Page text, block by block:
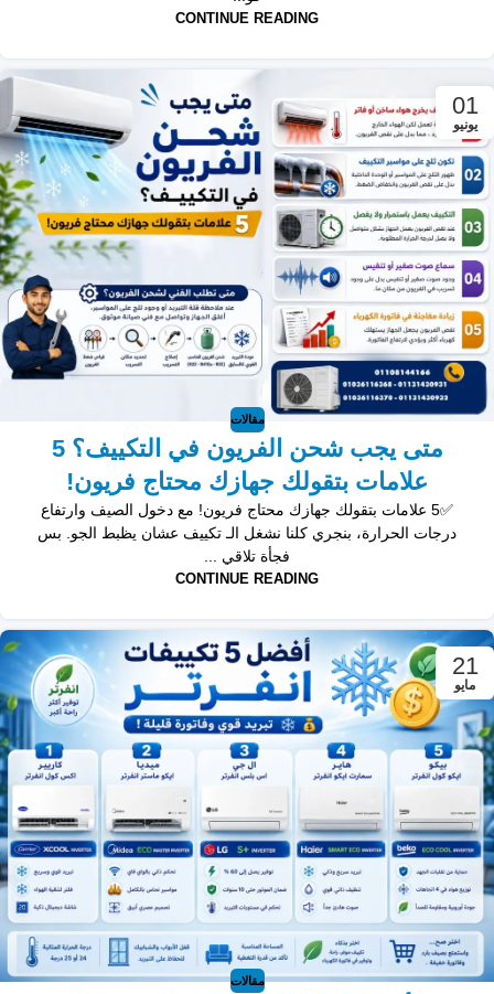
CONTINUE READING
01
يونيو
مقالات
متى يجب شحن الفريون في التكييف؟ 5
علامات بتقولك جهازك محتاج فريون!
✅5 علامات بتقولك جهازك محتاج فريون! مع دخول الصيف وارتفاع
درجات الحرارة، بنجري كلنا نشغل الـ تكييف عشان يظبط الجو. بس
فجأة تلاقي ...
CONTINUE READING
21
مايو
مقالات